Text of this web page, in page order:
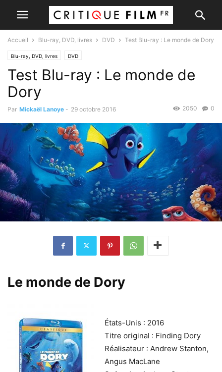
Accueil Blu-ray, DVD, livres DVD Test Blu-ray : Le monde de Dory
Blu-ray, DVD, livres DVD
Test Blu-ray : Le monde de
Dory
Par Mickaël Lanoye - 29 octobre 2016 0
2050
Le monde de Dory
États-Unis : 2016
Titre original : Finding Dory
Réalisateur : Andrew Stanton,
Angus MacLane